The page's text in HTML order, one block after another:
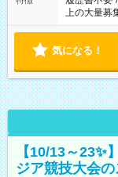
上の大量募
気になる！
【10/13～
ジア競技大会の